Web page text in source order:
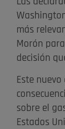
más
Morón
decisión
Este
sobre el
Estados